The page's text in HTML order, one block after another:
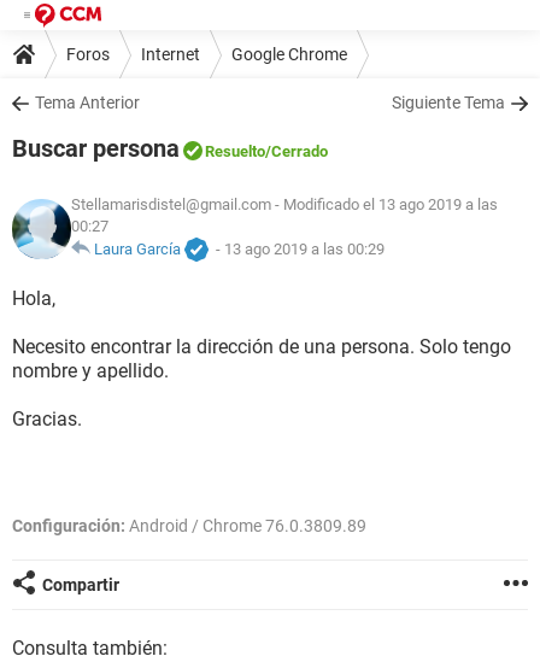
Foros Internet Google Chrome
Tema Anterior Siguiente Tema
Buscar persona Resuelto/Cerrado
Stellamarisdistel@gmail.com - Modificado el 13 ago 2019 a las
00:27
Laura García
- 13 ago 2019 a las 00:29
Hola,
Necesito encontrar la dirección de una persona. Solo tengo
nombre y apellido.
Gracias.
Configuración: Android / Chrome 76.0.3809.89
Compartir
Consulta también: